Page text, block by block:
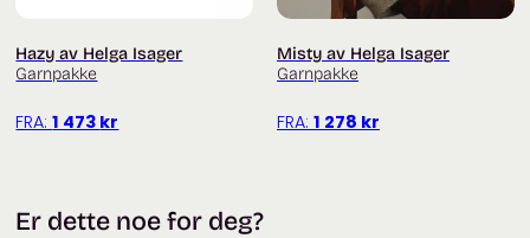
Hazy av Helga Isager
Garnpakke
FRA:1 473 kr
Misty av Helga Isager
Garnpakke
FRA: 1 278 kr
Er dette noe for deg?